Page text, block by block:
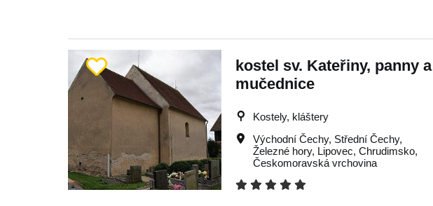
kostel sv. Kateřiny, panny a
mučednice
Kostely, kláštery
Východní Čechy, Střední Čechy,
Železné hory, Lipovec,Chrudimsko,
Českomoravská vrchovina